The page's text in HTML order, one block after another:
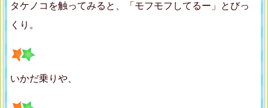
タケノコを触ってみると、「モフモフしてるー」とびっ
くり。
いかだ乗りや、